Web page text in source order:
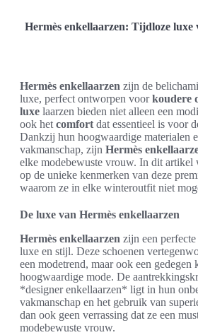
Hermès enkellaarzen: Tijdloze luxe
Hermès enkellaarzen zijn de
luxe, perfect ontworpen voorkoudere
luxe laarzen bieden niet alleen een
ook het comfort dat essentieel is voor
Dankzij hun hoogwaardige materialen
vakmanschap, zijn Hermès
elke modebewuste vrouw. In dit artikel
op de unieke kenmerken van deze
waarom ze in elke winteroutfit niet
De luxe van Hermès enkellaarzen
Hermès enkellaarzen zijn een
luxe en stijl. Deze schoenen
een modetrend, maar ook een gedegen
hoogwaardige mode. De
*designer enkellaarzen* ligt in hun
vakmanschap en het gebruik van
dan ook geen verrassing dat ze een
modebewuste vrouw.